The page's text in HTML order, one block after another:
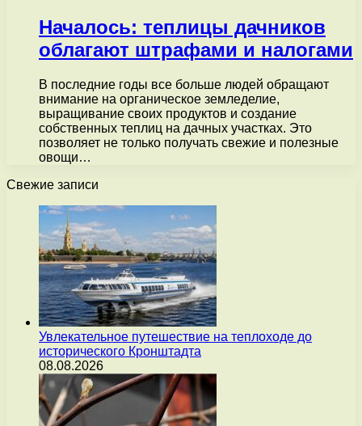
Началось: теплицы дачников
облагают штрафами и налогами
В последние годы все больше людей обращают
внимание на органическое земледелие,
выращивание своих продуктов и создание
собственных теплиц на дачных участках. Это
позволяет не только получать свежие и полезные
овощи…
Свежие записи
Увлекательное путешествие на теплоходе до
исторического Кронштадта
08.08.2026